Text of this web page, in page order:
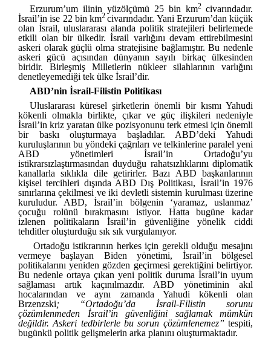
Erzurum’um ilinin yüzölçümü 25 bin km2 civarındadır.
İsrail’in ise 22 bin km2civarındadır. Yani Erzurum’dan küçük
olan İsrail, uluslararası alanda politik stratejileri belirlemede
etkili olan bir ülkedir. İsrail varlığını devam ettirebilmesini
askeri olarak güçlü olma stratejisine bağlamıştır. Bu nedenle
askeri gücü açısından dünyanın sayılı birkaç ülkesinden
biridir. Birleşmiş Milletlerin nükleer silahlarının varlığını
denetleyemediği tek ülke İsrail’dir.
ABD’nin İsrail-Filistin Politikası
Uluslararası küresel şirketlerin önemli bir kısmı Yahudi
kökenli olmakla birlikte, çıkar ve güç ilişkileri nedeniyle
İsrail’in kriz yaratan ülke pozisyonunu terk etmesi için önemli
bir baskı oluşturmaya başladılar. ABD’deki Yahudi
kuruluşlarının bu yöndeki çağrıları ve telkinlerine paralel yeni
ABD yönetimleri İsrail’in Ortadoğu’yu
istikrarsızlaştırmasından duyduğu rahatsızlıklarını diplomatik
kanallarla sıklıkla dile getirirler. Bazı ABD başkanlarının
kişisel tercihleri dışında ABD Dış Politikası, İsrail’in 1976
sınırlarına çekilmesi ve iki devletli sistemin kurulması üzerine
kuruludur. ABD, İsrail’in bölgenin ‘yaramaz, uslanmaz’
çocuğu rolünü bırakmasını istiyor. Hatta bugüne kadar
izlenen politikaların İsrail’in güvenliğine yönelik ciddi
tehditler oluşturduğu sık sık vurgulanıyor.
Ortadoğu istikrarının herkes için gerekli olduğu mesajını
vermeye başlayan Biden yönetimi, İsrail’in bölgesel
politikalarını yeniden gözden geçirmesi gerektiğini belirtiyor.
Bu nedenle ortaya çıkan yeni politik duruma İsrail’in uyum
sağlaması artık kaçınılmazdır. ABD yönetiminin akıl
hocalarından ve aynı zamanda Yahudi kökenli olan
Brzenzski; “Ortadoğu’da İsrail-Filistin sorunu
çözümlenmeden İsrail’in güvenliğini sağlamak mümkün
değildir. Askeri tedbirlerle bu sorun çözümlenemez” tespiti,
bugünkü politik gelişmelerin arka planını oluşturmaktadır.